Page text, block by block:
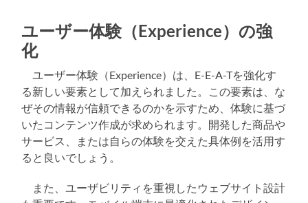
ユーザー体験（Experience）の強
化
ユーザー体験（Experience）は、E-E-A-Tを強化す
る新しい要素として加えられました。この要素は、な
ぜその情報が信頼できるのかを示すため、体験に基づ
いたコンテンツ作成が求められます。開発した商品や
サービス、または自らの体験を交えた具体例を活用す
ると良いでしょう。
また、ユーザビリティを重視したウェブサイト設計